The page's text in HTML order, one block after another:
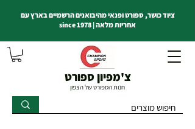
צ'מפיון ספורט
חנות הספורט של הצפון
ציוד כושר, ספורט ופנאי מהיבואנים הרשמיים בארץ עם
אחריות מלאה | since 1978